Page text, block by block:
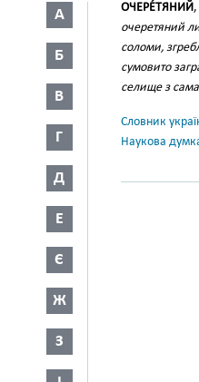
А
Б
В
Г
Д
Е
Є
Ж
З
ОЧЕРЕ́ТЯНИЙ,
очеретяний
соломи,
сумовито
селище з
Словник
Наукова